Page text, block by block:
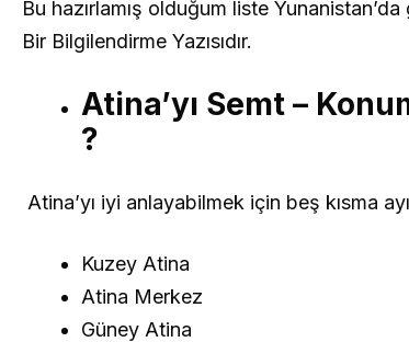
Bu hazırlamış olduğum liste
Bir Bilgilendirme Yazısıdır.
Atina’yı Semt –
?
Atina’yı iyi anlayabilmek için beş kısma
Kuzey Atina
Atina Merkez
Güney Atina